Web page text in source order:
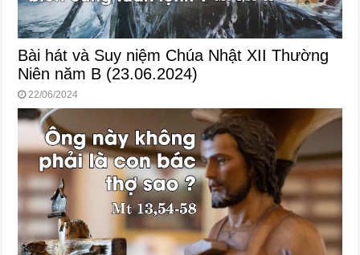
Bài hát và Suy niệm Chúa Nhật XII Thường
Niên năm B (23.06.2024)
22/06/2024